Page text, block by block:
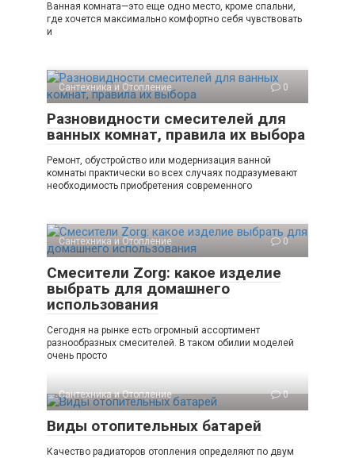
Ванная комната—это еще одно место, кроме спальни,
где хочется максимально комфортно себя чувствовать
и
Сантехника и Отопление 0
Разновидности смесителей для
ванных комнат, правила их выбора
Ремонт, обустройство или модернизация ванной
комнаты практически во всех случаях подразумевают
необходимость приобретения современного
Сантехника и Отопление 0
Смесители Zorg: какое изделие
выбрать для домашнего
использования
Сегодня на рынке есть огромный ассортимент
разнообразных смесителей. В таком обилии моделей
очень просто
Сантехника и Отопление 0
Виды отопительных батарей
Качество радиаторов отопления определяют по двум